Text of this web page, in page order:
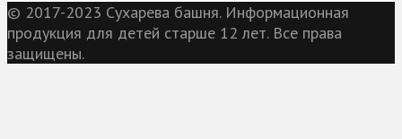
© 2017-2023 Сухарева башня. Информационная
продукция для детей старше 12 лет. Все права
защищены.